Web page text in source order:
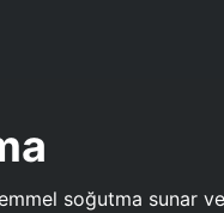
soğutma sunar